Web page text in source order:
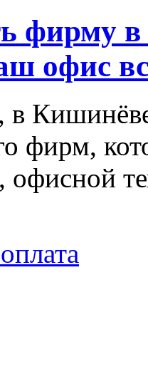
фирму в
офис
в
фирм,
офисной